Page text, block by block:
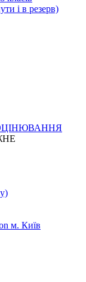
і в резерв)
м. Київ